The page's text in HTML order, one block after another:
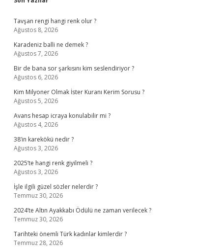
Sidebar
Tavşan rengi hangi renk olur ?
Ağustos 8, 2026
Karadeniz balli ne demek ?
Ağustos 7, 2026
Bir de bana sor şarkısını kim seslendiriyor ?
Ağustos 6, 2026
Kim Milyoner Olmak İster Kuranı Kerim Sorusu ?
Ağustos 5, 2026
Avans hesap icraya konulabilir mi ?
Ağustos 4, 2026
38’in karekökü nedir ?
Ağustos 3, 2026
2025’te hangi renk giyilmeli ?
Ağustos 3, 2026
İşle ilgili güzel sözler nelerdir ?
Temmuz 30, 2026
2024’te Altın Ayakkabı Ödülü ne zaman verilecek ?
Temmuz 30, 2026
Tarihteki önemli Türk kadınlar kimlerdir ?
Temmuz 28, 2026